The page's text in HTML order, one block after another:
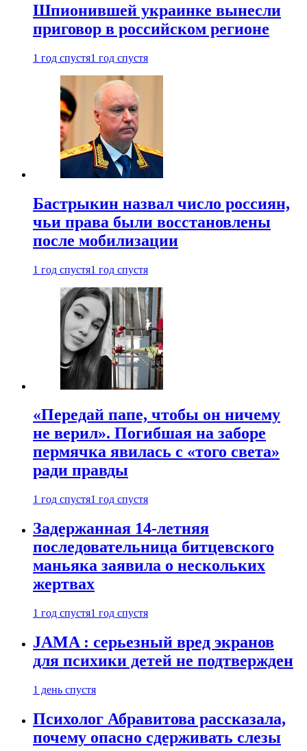
Шпионившей украинке вынесли
приговор в российском регионе
1 год спустя1 год спустя
Бастрыкин назвал число россиян,
чьи права были восстановлены
после мобилизации
1 год спустя1 год спустя
«Передай папе, чтобы он ничему
не верил». Погибшая на заборе
пермячка явилась с «того света»
ради правды
1 год спустя1 год спустя
Задержанная 14-летняя
последовательница битцевского
маньяка заявила о нескольких
жертвах
1 год спустя1 год спустя
JAMA : серьезный вред экранов
для психики детей не подтвержден
1 день спустя
Психолог Абравитова рассказала,
почему опасно сдерживать слезы